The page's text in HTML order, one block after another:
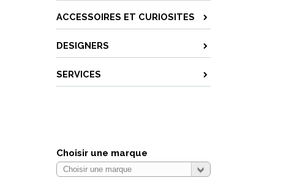
ACCESSOIRES ET CURIOSITES
DESIGNERS
SERVICES
Choisir une marque